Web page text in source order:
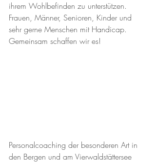
ihrem Wohlbefinden zu unterstützen.
Frauen, Männer, Senioren, Kinder und
sehr gerne Menschen mit Handicap.
Gemeinsam schaffen wir es!
Personalcoaching der besonderen Art in
den Bergen und am Vierwaldstättersee